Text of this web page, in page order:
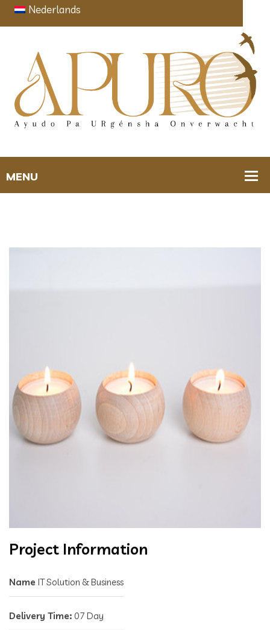
Project Information
Name IT Solution & Business
Delivery Time: 07 Day
Nederlands